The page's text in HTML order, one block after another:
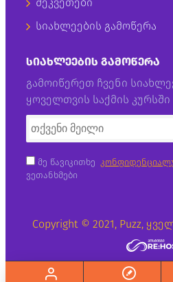
სიახლეების გამოწერა
ᲡᲘᲐᲮᲚᲔᲔᲑᲘᲡ ᲒᲐᲛᲝᲬᲔᲠᲐ
გამოიწერეთ ჩვენი
ყოველთვის საქმის კურსში
მე წავიკითხე
ვეთანხმები
Copyright © 2021, Puzz,